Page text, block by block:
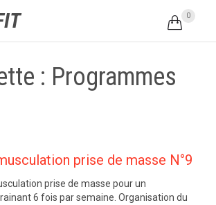
 0
: Programmes
prise de masse N°9
prise de masse pour un
6 fois par semaine. Organisation du